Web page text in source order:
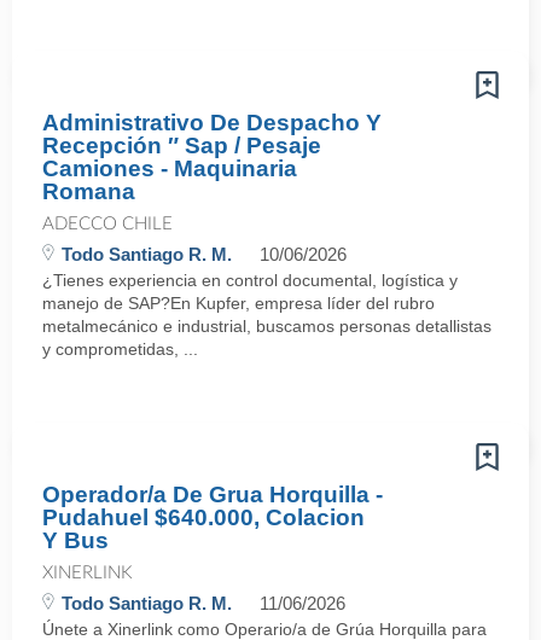
Administrativo De Despacho Y
Recepción ″ Sap / Pesaje
Camiones - Maquinaria
Romana
ADECCO CHILE
Todo Santiago R. M. 10/06/2026
¿Tienes experiencia en control documental, logística y
manejo de SAP?En Kupfer, empresa líder del rubro
metalmecánico e industrial, buscamos personas detallistas
y comprometidas, ...
Operador/a De Grua Horquilla -
Pudahuel $640.000, Colacion
Y Bus
XINERLINK
Todo Santiago R. M. 11/06/2026
Únete a Xinerlink como Operario/a de Grúa Horquilla para